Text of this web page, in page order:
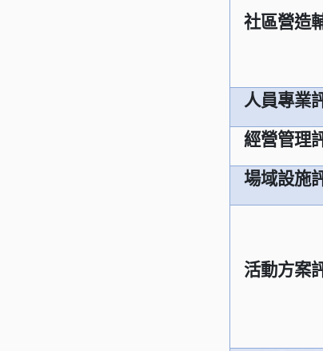
社區營造
人員專業
經營管理
場域設施
活動方案